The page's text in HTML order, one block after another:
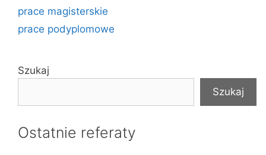
prace magisterskie
prace podyplomowe
Szukaj
Szukaj
Ostatnie referaty